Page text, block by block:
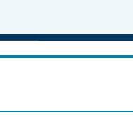
a
de